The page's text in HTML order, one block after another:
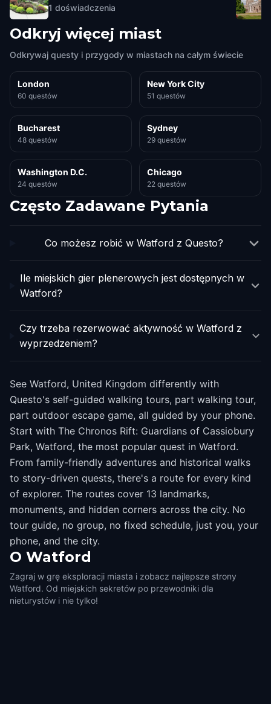
1 doświadczenia
Odkryj więcej miast
Odkrywaj questy i przygody w miastach na całym świecie
London
60 questów
New York City
51 questów
Bucharest
48 questów
Sydney
29 questów
Washington D.C.
24 questów
Chicago
22 questów
Często Zadawane Pytania
Co możesz robić w Watford z Questo?
Ile miejskich gier plenerowych jest dostępnych w
Watford?
Czy trzeba rezerwować aktywność w Watford z
wyprzedzeniem?
See Watford, United Kingdom differently with
Questo's self-guided walking tours, part walking tour,
part outdoor escape game, all guided by your phone.
Start with The Chronos Rift: Guardians of Cassiobury
Park, Watford, the most popular quest in Watford.
From family-friendly adventures and historical walks
to story-driven quests, there's a route for every kind
of explorer. The routes cover 13 landmarks,
monuments, and hidden corners across the city. No
tour guide, no group, no fixed schedule, just you, your
phone, and the city.
O Watford
Zagraj w grę eksploracji miasta i zobacz najlepsze strony
Watford. Od miejskich sekretów po przewodniki dla
nieturystów i nie tylko!